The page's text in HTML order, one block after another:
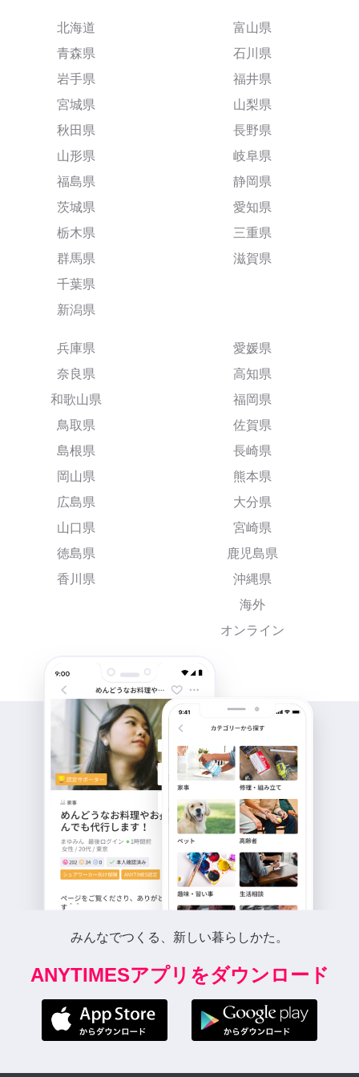
北海道
青森県
岩手県
宮城県
秋田県
山形県
福島県
茨城県
栃木県
群馬県
千葉県
新潟県
富山県
石川県
福井県
山梨県
長野県
岐阜県
静岡県
愛知県
三重県
滋賀県
兵庫県
奈良県
和歌山県
鳥取県
島根県
岡山県
広島県
山口県
徳島県
香川県
愛媛県
高知県
福岡県
佐賀県
長崎県
熊本県
大分県
宮崎県
鹿児島県
沖縄県
海外
オンライン
みんなでつくる、新しい暮らしかた。
ANYTIMESアプリをダウンロード